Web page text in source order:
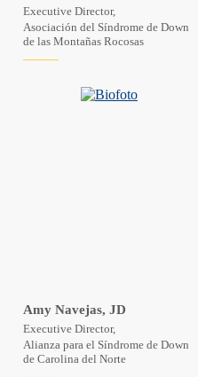
Executive Director,
Asociación del Síndrome de Down
de las Montañas Rocosas
Amy Navejas, JD
Executive Director,
Alianza para el Síndrome de Down
de Carolina del Norte